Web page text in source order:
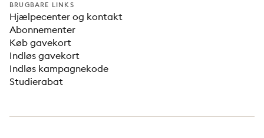
BRUGBARE LINKS
Hjælpecenter og kontakt
Abonnementer
Køb gavekort
Indløs gavekort
Indløs kampagnekode
Studierabat